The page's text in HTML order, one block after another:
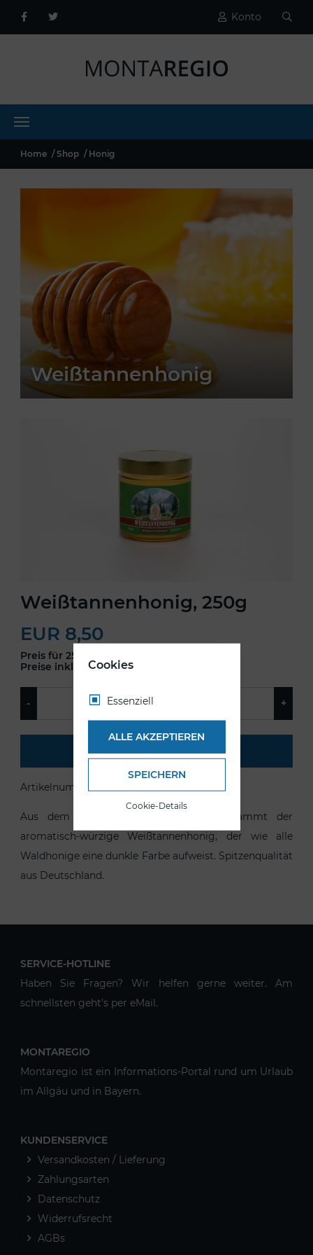
Konto
Home Shop Honig
Weißtannenhonig
Weißtannenhonig, 250g
EUR 8,50
Preis für 250gr. 100gr = EUR 3,40.
Preise inkl. MwSt.
IN DEN WARENKORB
Artikelnummer:
Aus dem Honigtau der Weißtannen stammt der
aromatisch-würzige Weißtannenhonig, der wie alle
Waldhonige eine dunkle Farbe aufweist. Spitzenqualität
aus Deutschland.
SERVICE-HOTLINE
Haben Sie Fragen? Wir helfen gerne weiter. Am
schnellsten geht's per eMail.
MONTAREGIO
Montaregio ist ein Informations-Portal rund um Urlaub
im Allgäu und in Bayern.
KUNDENSERVICE
Versandkosten / Lieferung
Zahlungsarten
Datenschutz
Widerrufsrecht
AGBs
Cookies
Essenziell
ALLE AKZEPTIEREN
SPEICHERN
Cookie-Details